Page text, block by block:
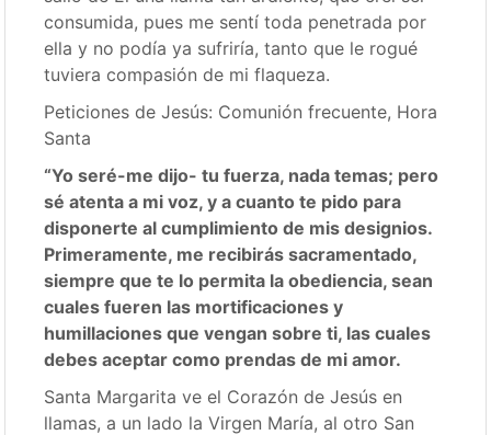
consumida, pues me sentí toda penetrada por
ella y no podía ya sufriría, tanto que le rogué
tuviera compasión de mi flaqueza.
Peticiones de Jesús: Comunión frecuente, Hora
Santa
“Yo seré-me dijo- tu fuerza, nada temas; pero
sé atenta a mi voz, y a cuanto te pido para
disponerte al cumplimiento de mis designios.
Primeramente, me recibirás sacramentado,
siempre que te lo permita la obediencia, sean
cuales fueren las mortificaciones y
humillaciones que vengan sobre ti, las cuales
debes aceptar como prendas de mi amor.
Santa Margarita ve el Corazón de Jesús en
llamas, a un lado la Virgen María, al otro San